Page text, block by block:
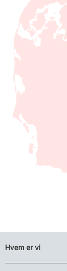
Hvem er vi